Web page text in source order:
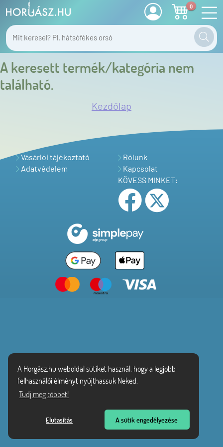
A Horgász.hu weboldal sütiket használ, hogy a legjobb
felhasználói élményt nyújthassuk Neked.
Tudj meg többet!
Elutasítás A sütik engedélyezése
0
A keresett termék/kategória nem
található.
Kezdőlap
Vásárlói tájékoztató
Adatvédelem
Rólunk
Kapcsolat
KÖVESS MINKET: